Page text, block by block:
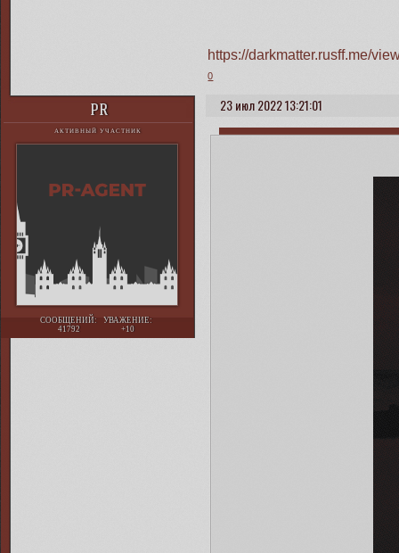
https://darkmatter.rusff.me/
0
23 июл 2022 13:21:01
PR
АКТИВНЫЙ УЧАСТНИК
СООБЩЕНИЙ:
41792
УВАЖЕНИЕ:
+10